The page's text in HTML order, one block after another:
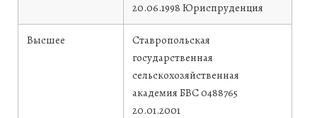
20.06.1998 Юриспруденция
Высшее
Ставропольская
государственная
сельскохозяйственная
академия БВС 0488765
20.01.2001